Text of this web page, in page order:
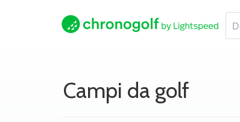
Campi da golf